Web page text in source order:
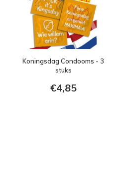
Koningsdag Condooms - 3
stuks
€4,85